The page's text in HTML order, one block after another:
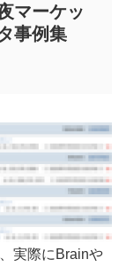
マーケッ
事例集
実際にBrainや